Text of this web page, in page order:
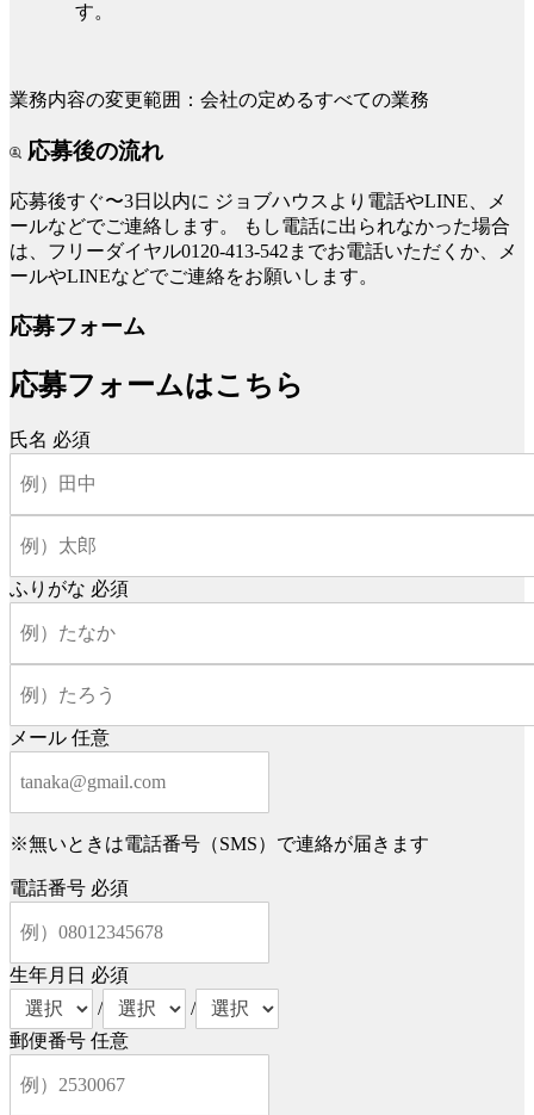
す。
業務内容の変更範囲：会社の定めるすべての業務
応募後の流れ
応募後すぐ〜3日以内に ジョブハウスより電話やLINE、メ
ールなどでご連絡します。
もし電話に出られなかった場合
は、フリーダイヤル0120-413-542までお電話いただくか、メ
ールやLINEなどでご連絡をお願いします。
応募フォーム
応募フォームはこちら
氏名 必須
ふりがな 必須
メール 任意
※無いときは電話番号（SMS）で連絡が届きます
電話番号 必須
生年月日 必須
/
/
郵便番号 任意